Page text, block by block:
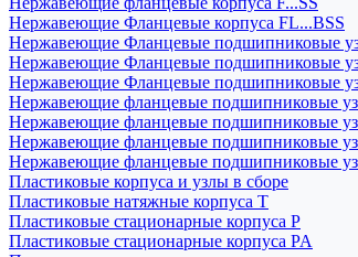
Нержавеющие Фланцевые корпуса FL...BSS
Нержавеющие Фланцевые подшипниковые
Нержавеющие Фланцевые подшипниковые
Нержавеющие Фланцевые подшипниковые
Нержавеющие фланцевые подшипниковые
Нержавеющие фланцевые подшипниковые
Нержавеющие фланцевые подшипниковые
Нержавеющие фланцевые подшипниковые
Пластиковые корпуса и узлы в сборе
Пластиковые натяжные корпуса T
Пластиковые стационарные корпуса P
Пластиковые стационарные корпуса PA